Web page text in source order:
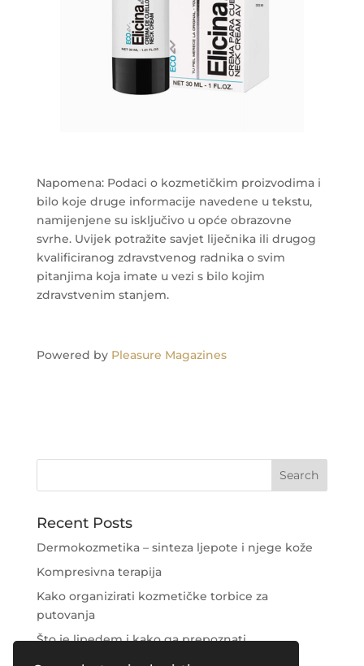
Napomena: Podaci o kozmetičkim proizvodima i
bilo koje druge informacije navedene u tekstu,
namijenjene su isključivo u opće obrazovne
svrhe. Uvijek potražite savjet liječnika ili drugog
kvalificiranog zdravstvenog radnika o svim
pitanjima koja imate u vezi s bilo kojim
zdravstvenim stanjem.
Powered by Pleasure Magazines
Recent Posts
Dermokozmetika – sinteza ljepote i njege kože
Kompresivna terapija
Kako organizirati kozmetičke torbice za
putovanja
Što je lipedem i kako ga prepoznati